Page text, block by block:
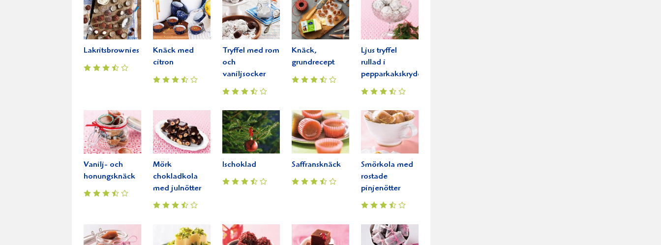
Lakritsbrownies
Knäck med
citron
Tryffel med rom
och
vaniljsocker
Knäck,
grundrecept
Ljus tryffel
rullad i
pepparkakskryddor
Vanilj- och
honungsknäck
Mörk
chokladkola
med julnötter
Ischoklad Saffransknäck
Smörkola med
rostade
pinjenötter